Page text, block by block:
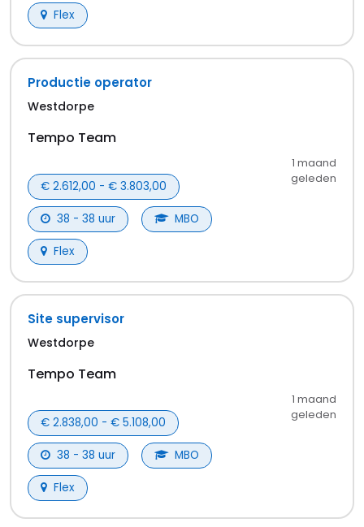
werk beschikbaar in diverse sectoren. Maar het
kan ook zomaar zijn dat je een leuke vacature in
een specifieke branche spot. Houd deze pagina
Hoe kan ik solliciteren in Terneuzen?
Gewoon via onze website, het kost je maar een
paar minuten. Klik op een vacature die je
aanspreekt, vul je gegevens in en verstuur je
sollicitatie. Simpel toch?
Wat maakt werken in Terneuzen zo
aantrekkelijk?
Terneuzen heeft een fijne sfeer en goede
bereikbaarheid. En ook met de carrièrekansen zit
on the job. En daarna groei je misschien wel door
binnen het bedrijf.
hoogte te zijn van nieuwe vacatures in Terneuzen.